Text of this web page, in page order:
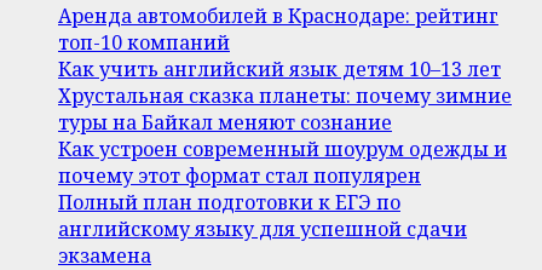
Аренда автомобилей в Краснодаре: рейтинг
топ-10 компаний
Как учить английский язык детям 10–13 лет
Хрустальная сказка планеты: почему зимние
туры на Байкал меняют сознание
Как устроен современный шоурум одежды и
почему этот формат стал популярен
Полный план подготовки к ЕГЭ по
английскому языку для успешной сдачи
экзамена